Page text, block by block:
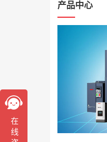
产品中心